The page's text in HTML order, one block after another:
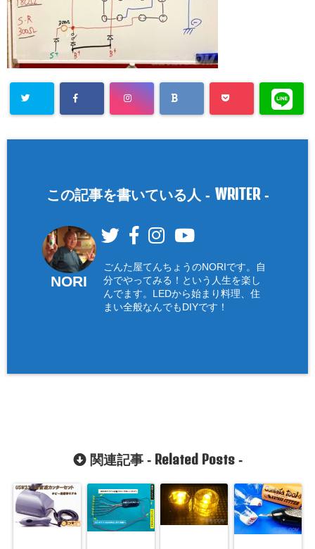
この記事を書いている人 - WRITER-
NORI
ごんた屋てんちょうのNORIです。自
分でやってみる！という人生を楽し
んでます。LEDから始まり料理、住
まい全般なんでもDIYです！
関連記事 - Related Posts-